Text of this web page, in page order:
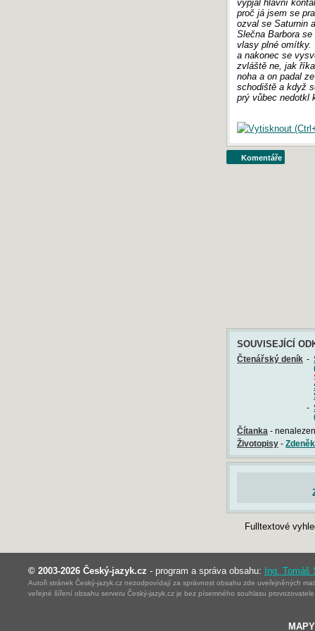
vypjal hlavní
proč já jsem se
ozval se Saturnin
Slečna Barbora
vlasy plné omítky.
a nakonec se
zvláště ne, jak
noha a on padal
schodiště a když
prý vůbec nedotkl
Komentáře
SOUVISEJÍCÍ
Čtenářský deník -
-
Čítanka -
Životopisy-
Fulltextové
© 2003-2026 Český-jazyk.cz- program a správa obsahu:Ing. Tomáš
Autoři stránek Český-jazyk.cz nezodpovídají za správnost obsahu zde uveřejněných